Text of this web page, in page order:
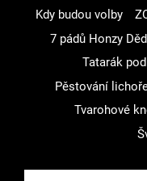
Kdy budou volby
7 pádů Honzy
Tatarák
Pěstování
Tvarohové